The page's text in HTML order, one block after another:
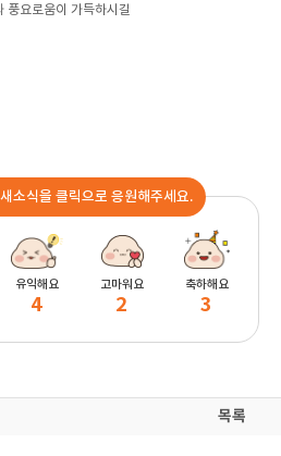
풍요로움이 가득하시길
소식을 클릭으로 응원해주세요.
유익해요
4
고마워요
2
축하해요
3
목록